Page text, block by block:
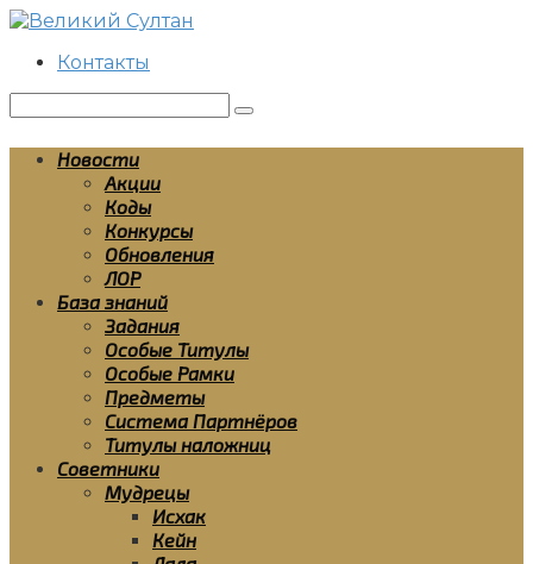
Перейти
контентуКонтакты
Новости
Акции
Коды
Конкурсы
Обновления
ЛОР
База знаний
Задания
Особые Титулы
Особые Рамки
Предметы
Система Партнёров
Титулы наложниц
Советники
Мудрецы
Исхак
Кейн